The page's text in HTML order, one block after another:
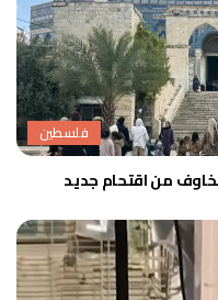
فلسطين
من اقتحام جديد